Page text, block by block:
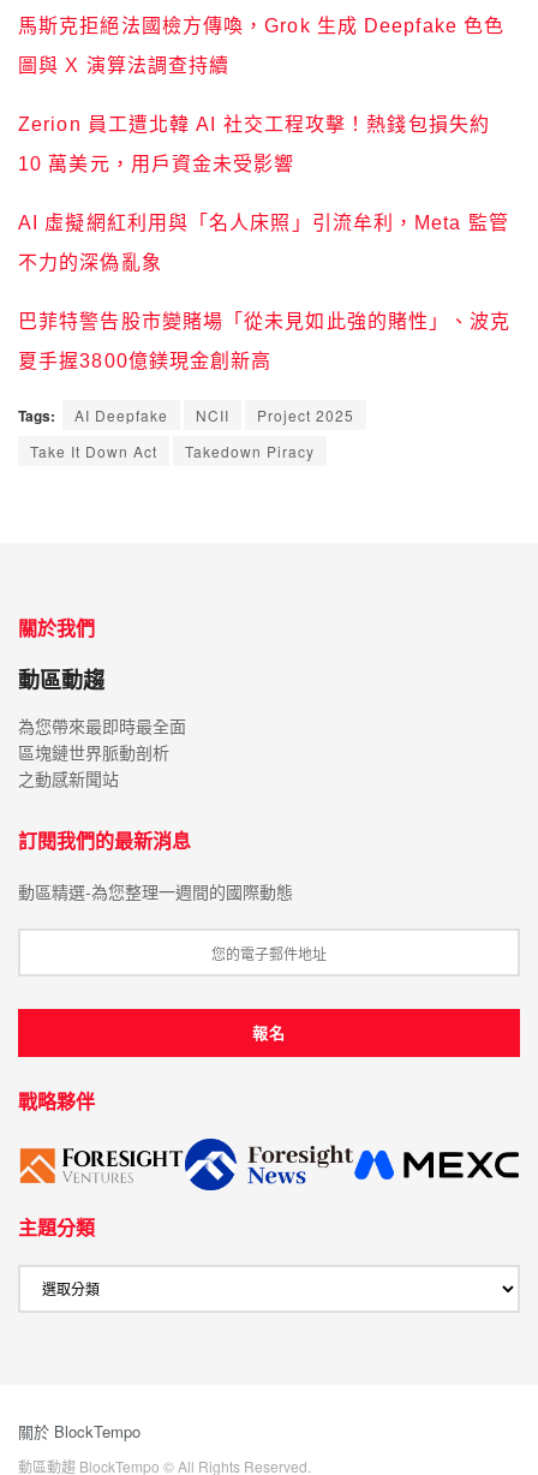
馬斯克拒絕法國檢方傳喚，Grok 生成 Deepfake 色色
圖與 X 演算法調查持續
Zerion 員工遭北韓 AI 社交工程攻擊！熱錢包損失約
10 萬美元，用戶資金未受影響
AI 虛擬網紅利用與「名人床照」引流牟利，Meta 監管
不力的深偽亂象
巴菲特警告股市變賭場「從未見如此強的賭性」、波克
夏手握3800億鎂現金創新高
Tags: AI Deepfake NCII
Project 2025
Take It Down Act
Takedown Piracy
關於我們
動區動趨
為您帶來最即時最全面
區塊鏈世界脈動剖析
之動感新聞站
訂閱我們的最新消息
動區精選-為您整理一週間的國際動態
戰略夥伴
主題分類
關於 BlockTempo
動區動趨 BlockTempo © All Rights Reserved.